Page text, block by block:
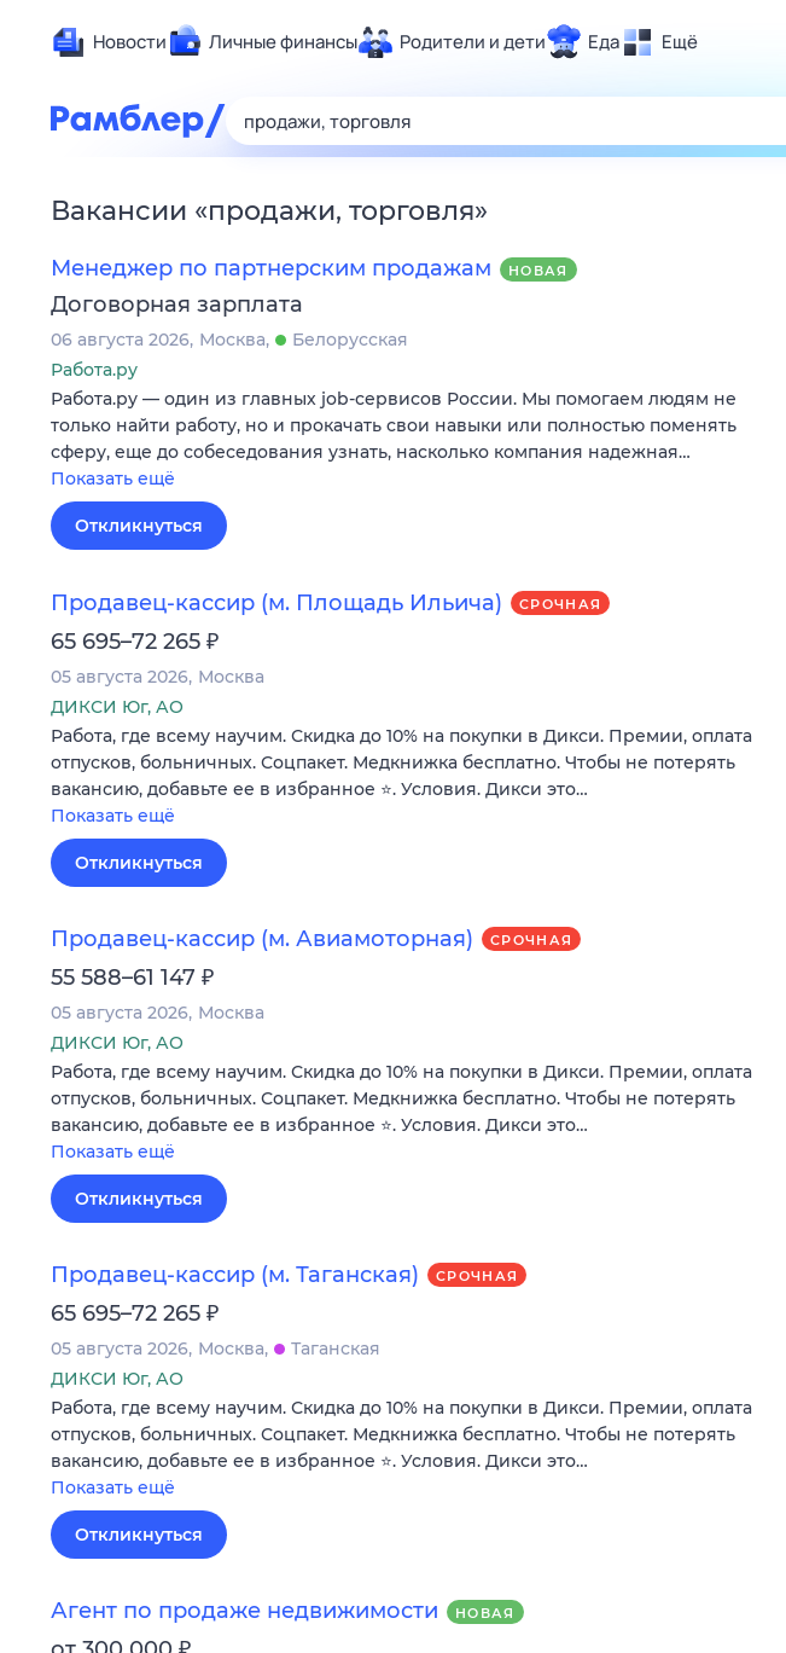
Новости Личные финансы Родители и дети Еда Ещё
Развлечения и отдых
Спорт
Карьера
Сберегаем вместе
Вакансии «продажи, торговля»
Менеджер по партнерским продажам НОВАЯ
Договорная зарплата
06 августа 2026 Москва
Белорусская
Работа.ру
Работа.ру — один из главных job-сервисов России. Мы помогаем людям не
только найти работу, но и прокачать свои навыки или полностью поменять
сферу, еще до собеседования узнать, насколько компания надежная…
Показать ещё
Откликнуться
Продавец-кассир (м. Площадь Ильича) СРОЧНАЯ
65 695–72 265 ₽
05 августа 2026 Москва
ДИКСИ Юг, АО
Работа, где всему научим. Скидка до 10% на покупки в Дикси. Премии, оплата
отпусков, больничных. Соцпакет. Медкнижка бесплатно. Чтобы не потерять
вакансию, добавьте ее в избранное ⭐. Условия. Дикси это…
Показать ещё
Откликнуться
Продавец-кассир (м. Авиамоторная) СРОЧНАЯ
55 588–61 147 ₽
05 августа 2026 Москва
ДИКСИ Юг, АО
Работа, где всему научим. Скидка до 10% на покупки в Дикси. Премии, оплата
отпусков, больничных. Соцпакет. Медкнижка бесплатно. Чтобы не потерять
вакансию, добавьте ее в избранное ⭐. Условия. Дикси это…
Показать ещё
Откликнуться
Продавец-кассир (м. Таганская) СРОЧНАЯ
65 695–72 265 ₽
05 августа 2026 Москва
Таганская
ДИКСИ Юг, АО
Работа, где всему научим. Скидка до 10% на покупки в Дикси. Премии, оплата
отпусков, больничных. Соцпакет. Медкнижка бесплатно. Чтобы не потерять
вакансию, добавьте ее в избранное ⭐. Условия. Дикси это…
Показать ещё
Откликнуться
Агент по продаже недвижимости НОВАЯ